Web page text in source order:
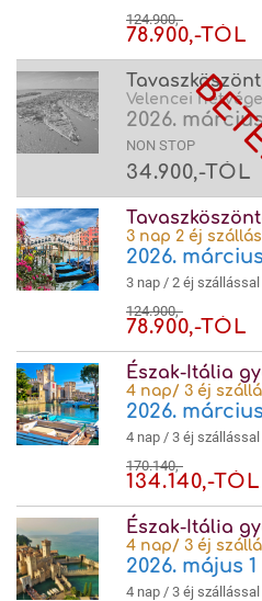
124.900,-
78.900,-TÓL
Velencei hétvége
2026.
NON STOP
34.900,-TÓL
3 nap 2 éj
2026.
3 nap / 2 éj szállással
124.900,-
78.900,-TÓL
Észak-Itália
4 nap/ 3 éj
2026. március
4 nap / 3 éj szállással
170.140,-
134.140,-TÓL
Észak-Itália
4 nap/ 3 éj
2026. május 1
4 nap / 3 éj szállással